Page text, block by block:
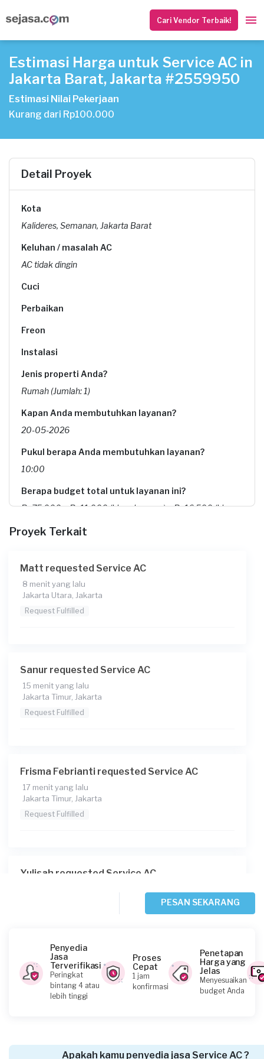
Cari Vendor Terbaik!
Estimasi Harga untuk Service AC in
Jakarta Barat, Jakarta #2559950
Estimasi Nilai Pekerjaan
Kurang dari Rp100.000
Detail Proyek
Kota
Kalideres, Semanan, Jakarta Barat
Keluhan / masalah AC
AC tidak dingin
Cuci
Perbaikan
Freon
Instalasi
Jenis properti Anda?
Rumah (Jumlah: 1)
Kapan Anda membutuhkan layanan?
20-05-2026
Pukul berapa Anda membutuhkan layanan?
10:00
Berapa budget total untuk layanan ini?
Rp75.000 + Rp11.000 (biaya layanan) + Rp16.500 (biaya
Proyek Terkait
Matt requested Service AC
8 menit yang lalu
Jakarta Utara, Jakarta
Request Fulfilled
Sanur requested Service AC
15 menit yang lalu
Jakarta Timur, Jakarta
Request Fulfilled
Frisma Febrianti requested Service AC
17 menit yang lalu
Jakarta Timur, Jakarta
Request Fulfilled
Yulisah requested Service AC
Clara requested Service AC
Sekitar satu jam yang lalu
Jakarta Barat, Jakarta
PESAN SEKARANG
Penyedia
Jasa
Terverifikasi
Peringkat
bintang 4 atau
lebih tinggi
Proses
Cepat
1 jam
konfirmasi
Penetapan
Harga yang
Jelas
Menyesuaikan
budget Anda
Apakah kamu penyedia jasa Service AC ?